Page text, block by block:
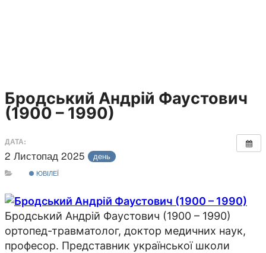
Бродський Андрій Фаустович
(1900 – 1990)
ДАТА:
2 Листопад 2025 день
ЮВІЛЕЇ
Бродський Андрій Фаустович (1900 – 1990)
ортопед-травматолог, доктор медичних наук,
професор. Представник української школи